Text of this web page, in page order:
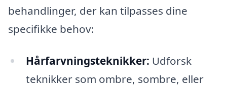
behandlinger, der kan tilpasses dine
specifikke behov:
Hårfarvningsteknikker: Udforsk
teknikker som ombre, sombre, eller